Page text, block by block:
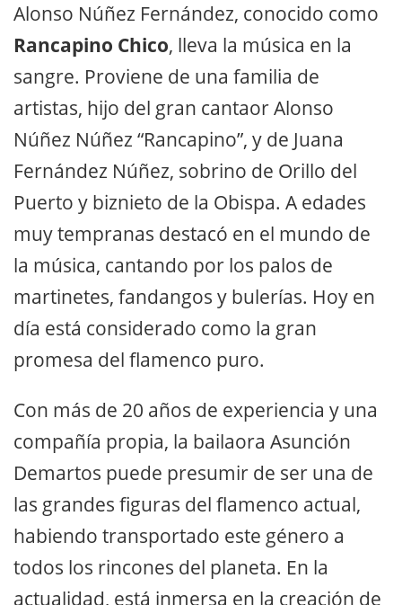
Alonso Núñez Fernández, conocido como
Rancapino Chico, lleva la música en la
sangre. Proviene de una familia de
artistas, hijo del gran cantaor Alonso
Núñez Núñez “Rancapino”, y de Juana
Fernández Núñez, sobrino de Orillo del
Puerto y biznieto de la Obispa. A edades
muy tempranas destacó en el mundo de
la música, cantando por los palos de
martinetes, fandangos y bulerías. Hoy en
día está considerado como la gran
promesa del flamenco puro.
Con más de 20 años de experiencia y una
compañía propia, la bailaora Asunción
Demartos puede presumir de ser una de
las grandes figuras del flamenco actual,
habiendo transportado este género a
todos los rincones del planeta. En la
actualidad, está inmersa en la creación de